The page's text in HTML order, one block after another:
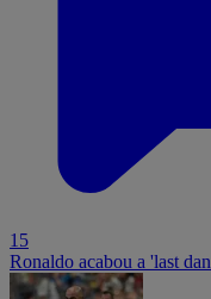
15
Ronaldo acabou a 'last